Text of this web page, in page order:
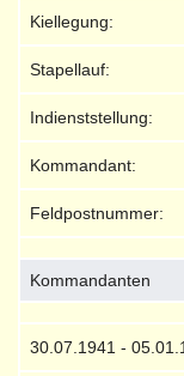
Kiellegung:
Stapellauf:
Indienststellung:
Kommandant:
Feldpostnummer:
Kommandanten
30.07.1941 -